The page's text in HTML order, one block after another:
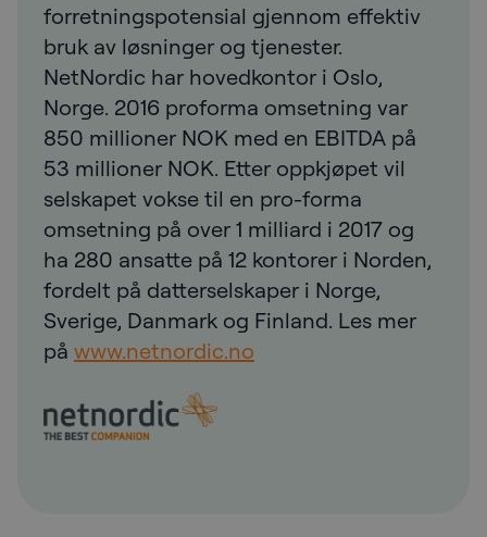
forretningspotensial gjennom effektiv
bruk av løsninger og tjenester.
NetNordic har hovedkontor i Oslo,
Norge. 2016 proforma omsetning var
850 millioner NOK med en EBITDA på
53 millioner NOK. Etter oppkjøpet vil
selskapet vokse til en pro-forma
omsetning på over 1 milliard i 2017 og
ha 280 ansatte på 12 kontorer i Norden,
fordelt på datterselskaper i Norge,
Sverige, Danmark og Finland. Les mer
på www.netnordic.no